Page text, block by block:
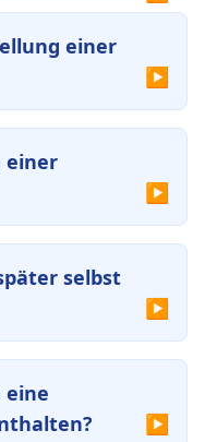
einer
einer
selbst
eine